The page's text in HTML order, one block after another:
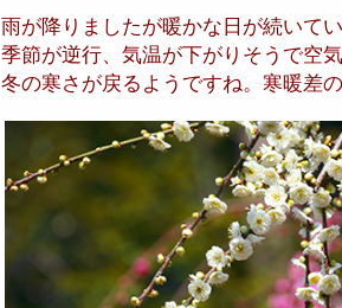
雨が降りましたが暖かな日が続いて
季節が逆行、気温が下がりそうで空
冬の寒さが戻るようですね。寒暖差